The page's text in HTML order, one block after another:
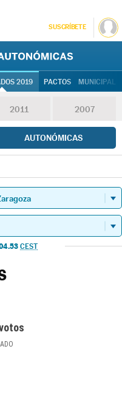
SUSCRÍBETE
2019 PACTOS
2011 2007
AUTONÓMICAS
CEST